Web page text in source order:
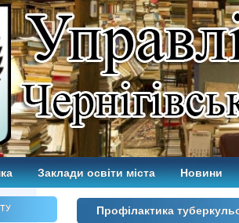
Заклади освіти міста Новини
Профілактика